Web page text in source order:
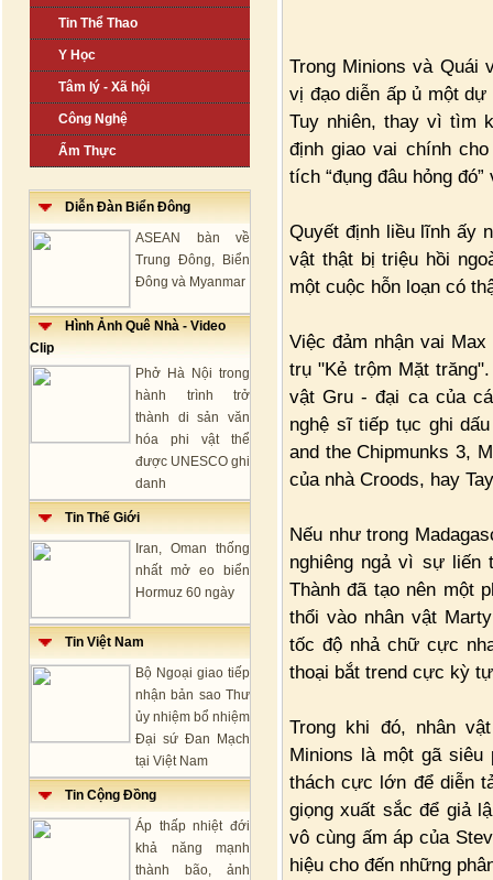
Tin Thể Thao
Y Học
Tâm lý - Xã hội
Công Nghệ
Ẩm Thực
Diễn Đàn Biển Đông
ASEAN bàn về
Trung Đông, Biển
Đông và Myanmar
Hình Ảnh Quê Nhà - Video
Clip
Phở Hà Nội trong
hành trình trở
thành di sản văn
hóa phi vật thể
được UNESCO ghi
danh
Tin Thế Giới
Iran, Oman thống
nhất mở eo biển
Hormuz 60 ngày
Tin Việt Nam
Bộ Ngoại giao tiếp
nhận bản sao Thư
ủy nhiệm bổ nhiệm
Đại sứ Đan Mạch
tại Việt Nam
Tin Cộng Đồng
Áp thấp nhiệt đới
khả năng mạnh
thành bão, ảnh
Trong Minions và Quái
vị đạo diễn ấp ủ một dự
Tuy nhiên, thay vì tìm
định giao vai chính
tích “đụng đâu hỏng
Quyết định liều lĩnh ấy
vật thật bị triệu hồi
một cuộc hỗn loạn có
Việc đảm nhận vai
trụ "Kẻ trộm Mặt
vật Gru - đại ca của
nghệ sĩ tiếp tục ghi
and the Chipmunks 3,
của nhà Croods, hay
Nếu như trong
nghiêng ngả vì sự liến
Thành đã tạo nên một
thổi vào nhân vật
tốc độ nhả chữ cực
thoại bắt trend cực kỳ
Trong khi đó, nhân
Minions là một gã siêu
thách cực lớn để diễn
giọng xuất sắc để giả
vô cùng ấm áp của
hiệu cho đến những